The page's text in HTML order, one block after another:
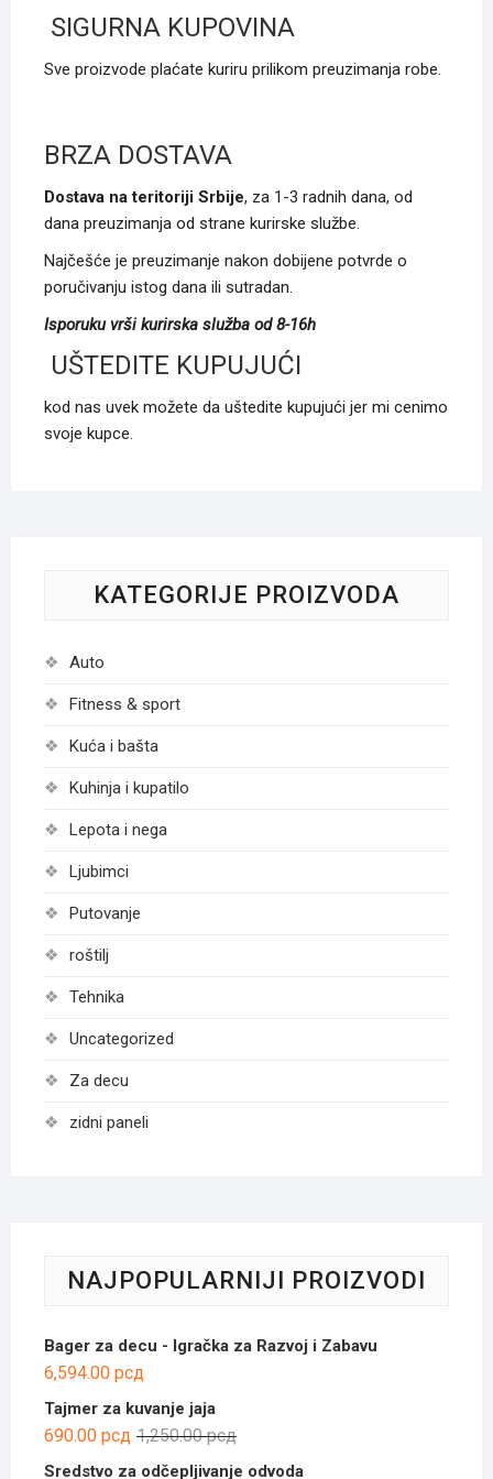
SIGURNA KUPOVINA
Sve proizvode plaćate kuriru prilikom preuzimanja robe.
BRZA DOSTAVA
Dostava na teritoriji Srbije, za 1-3 radnih dana, od
dana preuzimanja od strane kurirske službe.
Najčešće je preuzimanje nakon dobijene potvrde o
poručivanju istog dana ili sutradan.
Isporuku vrši kurirska služba od 8-16h
UŠTEDITE KUPUJUĆI
kod nas uvek možete da uštedite kupujući jer mi cenimo
svoje kupce.
KATEGORIJE PROIZVODA
Auto
Fitness & sport
Kuća i bašta
Kuhinja i kupatilo
Lepota i nega
Ljubimci
Putovanje
roštilj
Tehnika
Uncategorized
Za decu
zidni paneli
NAJPOPULARNIJI PROIZVODI
Bager za decu - Igračka za Razvoj i Zabavu
6,594.00 рсд
Tajmer za kuvanje jaja
1,250.00рсдОригинална
цена
690.00 рсд
Тренутна
цена
Sredstvo za odčepljivanje odvoda